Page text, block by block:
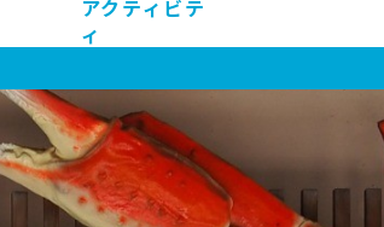
アクティビテ
ィ